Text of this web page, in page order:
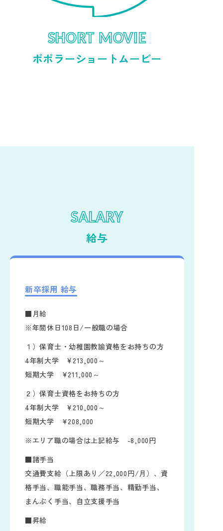
SHORT MOVIE
ポポラーショートムービー
SALARY
給与
新卒採用 給与
■月給
※年間休日108日/一般職の場合
１）保育士・幼稚園教諭資格をお持ちの方
4年制大学 ¥213,000～
短期大学 ¥211,000～
２）保育士資格をお持ちの方
4年制大学 ¥210,000～
短期大学 ¥208,000
※エリア職の場合は上記給与 -8,000円
■諸手当
交通費支給（上限あり／22,000円/月）、資
格手当、職能手当、職務手当、精勤手当、
まんぷく手当、自立支援手当
■昇給